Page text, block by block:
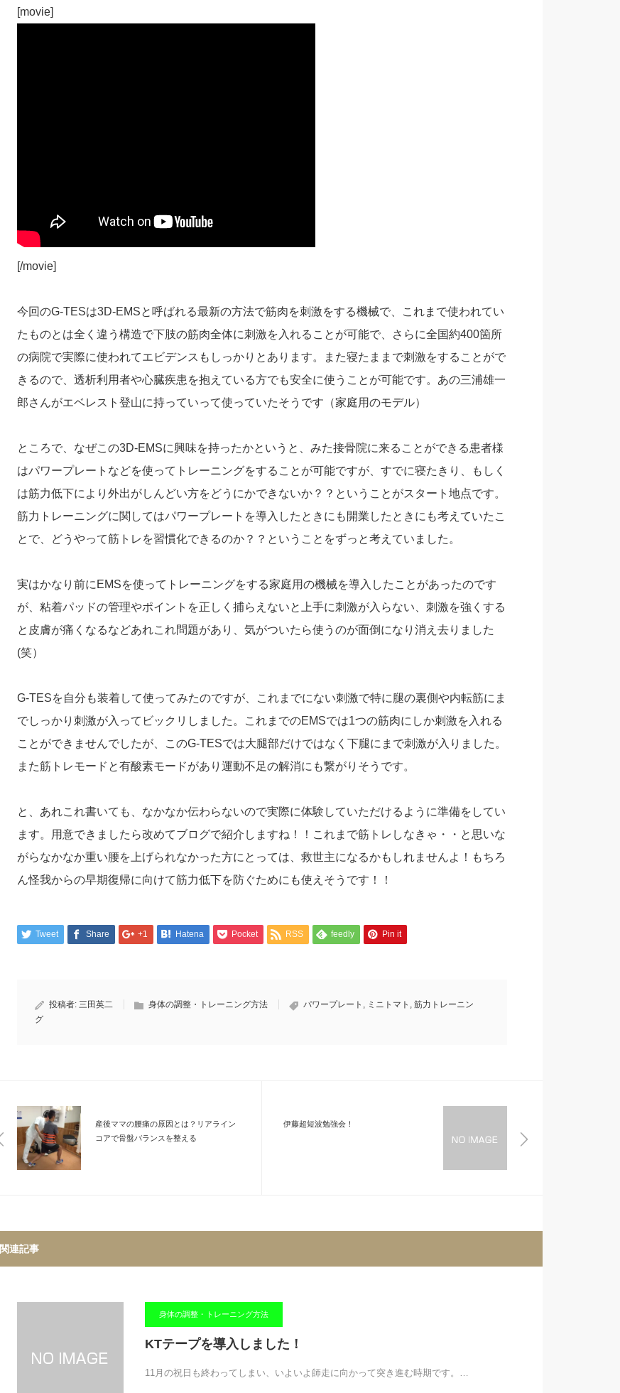
[movie]
[/movie]
今回のG-TESは3D-EMSと呼ばれる最新の方法で筋肉を刺激をする機械で、これまで使われてい
たものとは全く違う構造で下肢の筋肉全体に刺激を入れることが可能で、さらに全国約400箇所
の病院で実際に使われてエビデンスもしっかりとあります。また寝たままで刺激をすることがで
きるので、透析利用者や心臓疾患を抱えている方でも安全に使うことが可能です。あの三浦雄一
郎さんがエベレスト登山に持っていって使っていたそうです（家庭用のモデル）
ところで、なぜこの3D-EMSに興味を持ったかというと、みた接骨院に来ることができる患者様
はパワープレートなどを使ってトレーニングをすることが可能ですが、すでに寝たきり、もしく
は筋力低下により外出がしんどい方をどうにかできないか？？ということがスタート地点です。
筋力トレーニングに関してはパワープレートを導入したときにも開業したときにも考えていたこ
とで、どうやって筋トレを習慣化できるのか？？ということをずっと考えていました。
実はかなり前にEMSを使ってトレーニングをする家庭用の機械を導入したことがあったのです
が、粘着パッドの管理やポイントを正しく捕らえないと上手に刺激が入らない、刺激を強くする
と皮膚が痛くなるなどあれこれ問題があり、気がついたら使うのが面倒になり消え去りました
(笑）
G-TESを自分も装着して使ってみたのですが、これまでにない刺激で特に腿の裏側や内転筋にま
でしっかり刺激が入ってビックリしました。これまでのEMSでは1つの筋肉にしか刺激を入れる
ことができませんでしたが、このG-TESでは大腿部だけではなく下腿にまで刺激が入りました。
また筋トレモードと有酸素モードがあり運動不足の解消にも繋がりそうです。
と、あれこれ書いても、なかなか伝わらないので実際に体験していただけるように準備をしてい
ます。用意できましたら改めてブログで紹介しますね！！これまで筋トレしなきゃ・・と思いな
がらなかなか重い腰を上げられなかった方にとっては、救世主になるかもしれませんよ！もちろ
ん怪我からの早期復帰に向けて筋力低下を防ぐためにも使えそうです！！
Tweet Share +1 Hatena Pocket RSS feedly Pin it
投稿者: 三田英二 身体の調整・トレーニング方法 パワープレート , ミニトマト , 筋力トレーニン
グ
産後ママの腰痛の原因とは？リアライン
コアで骨盤バランスを整える
伊藤超短波勉強会！
関連記事
身体の調整・トレーニング方法
KTテープを導入しました！
11月の祝日も終わってしまい、いよいよ師走に向かって突き進む時期です。…